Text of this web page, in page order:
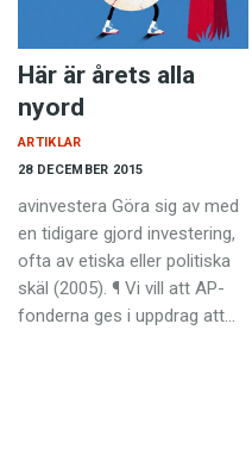
Skrivtips
Bokrecensioner
Kviss
Podden
Anmäl till språkpolisen
Föreslå nyord
Annonsera
Läs Språktidningen
Här är årets alla
nyord
28 DECEMBER 2015
ARTIKLAR
avinvestera Göra sig av med
en tidigare gjord investering,
ofta av etiska eller politiska
skäl (2005). ¶ Vi vill att AP-
fonderna ges i uppdrag att…